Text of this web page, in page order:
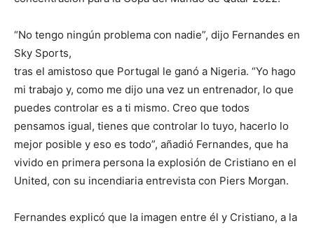
“No tengo ningún problema con nadie”, dijo Fernandes en
Sky Sports,
tras el amistoso que Portugal le ganó a Nigeria. “Yo hago
mi trabajo y, como me dijo una vez un entrenador, lo que
puedes controlar es a ti mismo. Creo que todos
pensamos igual, tienes que controlar lo tuyo, hacerlo lo
mejor posible y eso es todo”, añadió Fernandes, que ha
vivido en primera persona la explosión de Cristiano en el
United, con su incendiaria entrevista con Piers Morgan.
Fernandes explicó que la imagen entre él y Cristiano, a la